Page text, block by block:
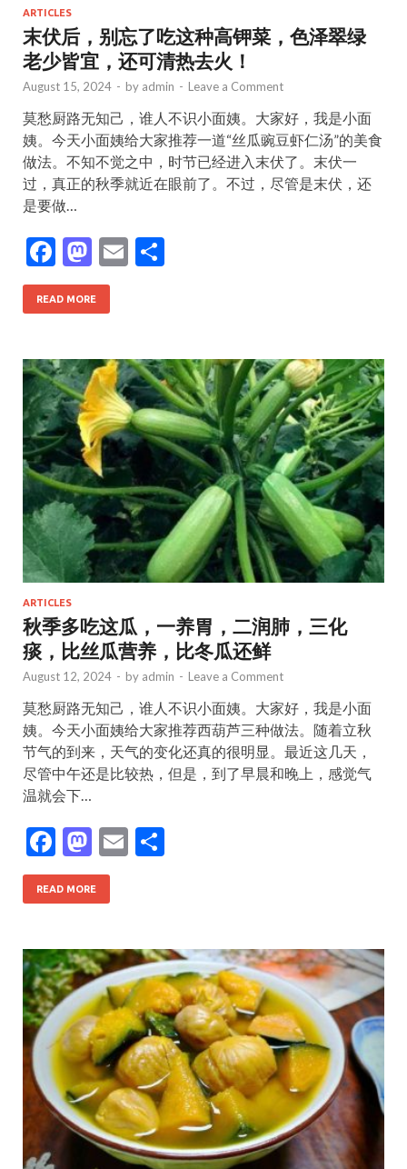
ARTICLES
末伏后，别忘了吃这种高钾菜，色泽翠绿
老少皆宜，还可清热去火！
August 15, 2024 - by admin - Leave a Comment
莫愁厨路无知己，谁人不识小面姨。大家好，我是小面
姨。今天小面姨给大家推荐一道“丝瓜豌豆虾仁汤”的美食
做法。不知不觉之中，时节已经进入末伏了。末伏一
过，真正的秋季就近在眼前了。不过，尽管是末伏，还
是要做…
F
ac
e
o
o
k
M
as
to
o
n
E
READ MORE
ARTICLES
秋季多吃这瓜，一养胃，二润肺，三化
痰，比丝瓜营养，比冬瓜还鲜
August 12, 2024 - by admin - Leave a Comment
莫愁厨路无知己，谁人不识小面姨。大家好，我是小面
姨。今天小面姨给大家推荐西葫芦三种做法。随着立秋
节气的到来，天气的变化还真的很明显。最近这几天，
尽管中午还是比较热，但是，到了早晨和晚上，感觉气
温就会下…
F
ac
e
o
o
k
M
as
to
o
n
E
READ MORE